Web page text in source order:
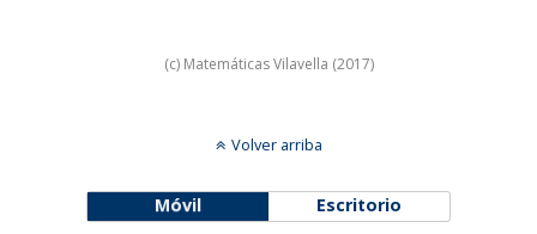
(c) Matemáticas Vilavella (2017)
Volver arriba
Móvil Escritorio